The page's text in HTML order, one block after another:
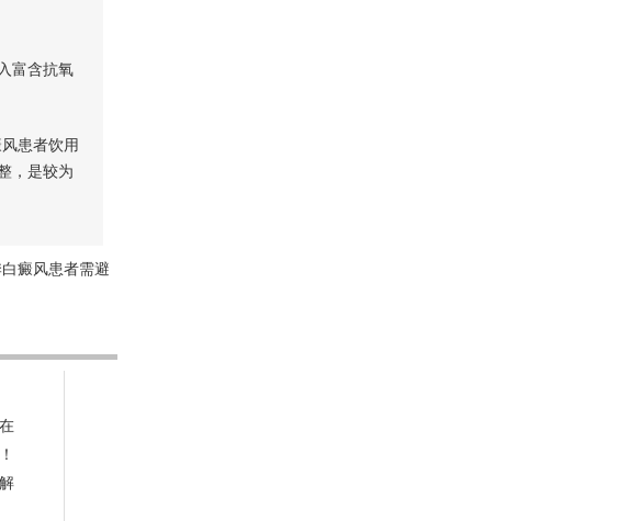
富含抗氧
患者饮用
，是较为
癜风患者需避